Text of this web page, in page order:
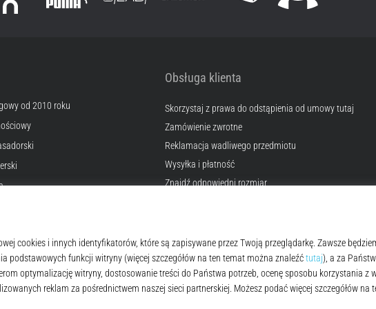
od 2010 roku
Obsługa klienta
Skorzystaj z prawa do odstąpienia od umowy tutaj
Zamówienie zwrotne
Reklamacja wadliwego przedmiotu
Wysyłka i płatność
Znajdź odpowiedni rozmiar
Polityka prywatności